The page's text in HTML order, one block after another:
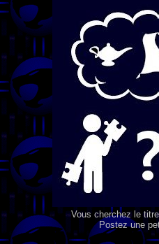
Vous cherchez le
Postez une